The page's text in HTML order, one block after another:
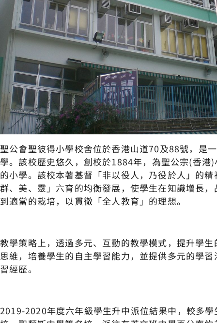
聖公會聖彼得小學校舍位於香港山道70及88號，是
學。該校歷史悠久，創校於1884年，為聖公宗(香港
的小學。該校本著基督「非以役人，乃役於人」的
群、美、靈」六育的均衡發展，使學生在知識增長
到適當的栽培，以貫徹「全人教育」的理想。
教學策略上，透過多元、互動的教學模式，提升學
思維，培養學生的自主學習能力，並提供多元的學
習經歷。
2019-2020年度六年級學生升中派位結果中，較多